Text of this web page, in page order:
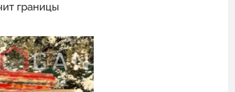
границы